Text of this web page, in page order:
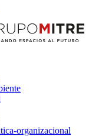
organizacional